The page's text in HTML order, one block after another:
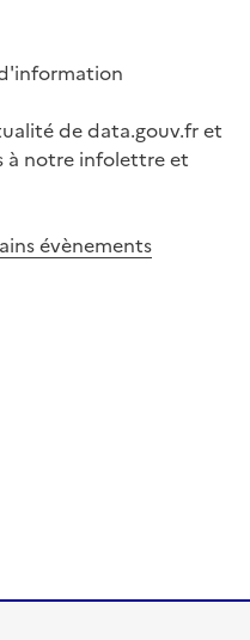
de data.gouv.fr et
à notre infolettre et
évènements